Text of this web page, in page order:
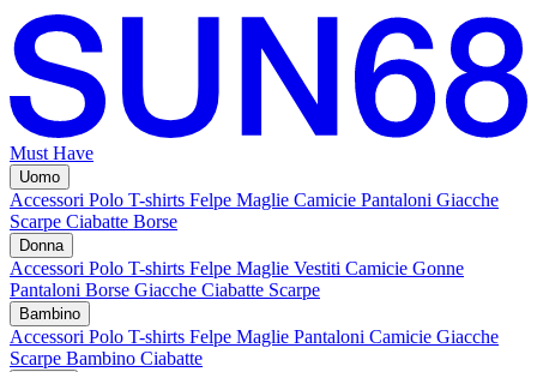
Must Have
Uomo
Accessori Polo T-shirts Felpe Maglie Camicie Pantaloni Giacche
Scarpe Ciabatte Borse
Donna
Accessori Polo T-shirts Felpe Maglie Vestiti Camicie Gonne
Pantaloni Borse Giacche Ciabatte Scarpe
Bambino
Accessori Polo T-shirts Felpe Maglie Pantaloni Camicie Giacche
Scarpe Bambino Ciabatte